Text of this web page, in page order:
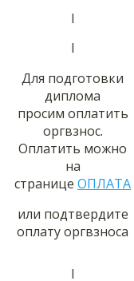
I
I
Для подготовки
диплома
просим оплатить
оргвзнос.
Оплатить можно
на
странице ОПЛАТА
или подтвердите
оплату оргвзноса
I